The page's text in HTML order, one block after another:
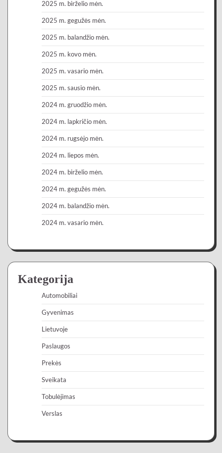
2025 m. birželio mėn.
2025 m. gegužės mėn.
2025 m. balandžio mėn.
2025 m. kovo mėn.
2025 m. vasario mėn.
2025 m. sausio mėn.
2024 m. gruodžio mėn.
2024 m. lapkričio mėn.
2024 m. rugsėjo mėn.
2024 m. liepos mėn.
2024 m. birželio mėn.
2024 m. gegužės mėn.
2024 m. balandžio mėn.
2024 m. vasario mėn.
Kategorija
Automobiliai
Gyvenimas
Lietuvoje
Paslaugos
Prekės
Sveikata
Tobulėjimas
Verslas